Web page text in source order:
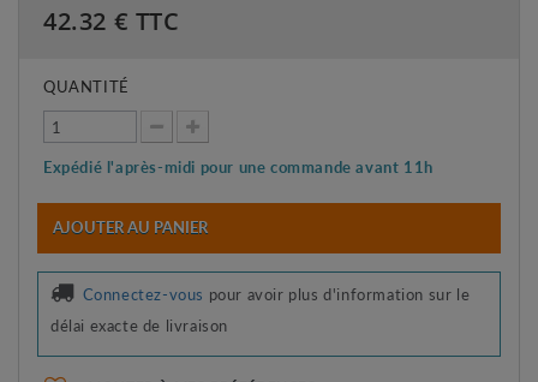
42.32 € TTC
QUANTITÉ
Expédié l'après-midi pour une commande avant 11h
AJOUTER AU PANIER
Connectez-vous pour avoir plus d'information sur le
délai exacte de livraison